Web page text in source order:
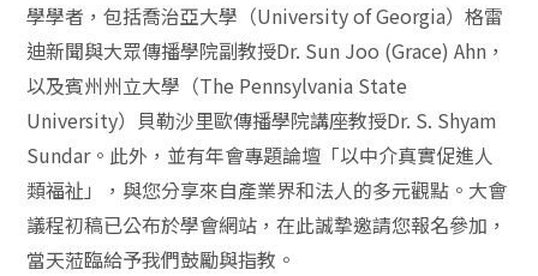
學學者，包括喬治亞大學（University of Georgia）格雷
迪新聞與大眾傳播學院副教授Dr. Sun Joo (Grace) Ahn，
以及賓州州立大學（The Pennsylvania State
University）貝勒沙里歐傳播學院講座教授Dr. S. Shyam
Sundar。此外，並有年會專題論壇「以中介真實促進人
類福祉」，與您分享來自產業界和法人的多元觀點。大會
議程初稿已公布於學會網站，在此誠摯邀請您報名參加，
當天蒞臨給予我們鼓勵與指教。